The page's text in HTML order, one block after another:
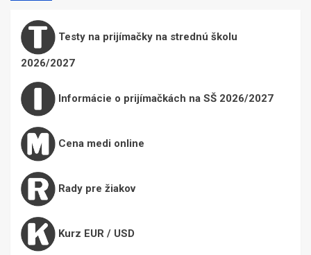
Testy na prijímačky na strednú školu
2026/2027
Informácie o prijímačkách na SŠ 2026/2027
Cena medi online
Rady pre žiakov
Kurz EUR / USD